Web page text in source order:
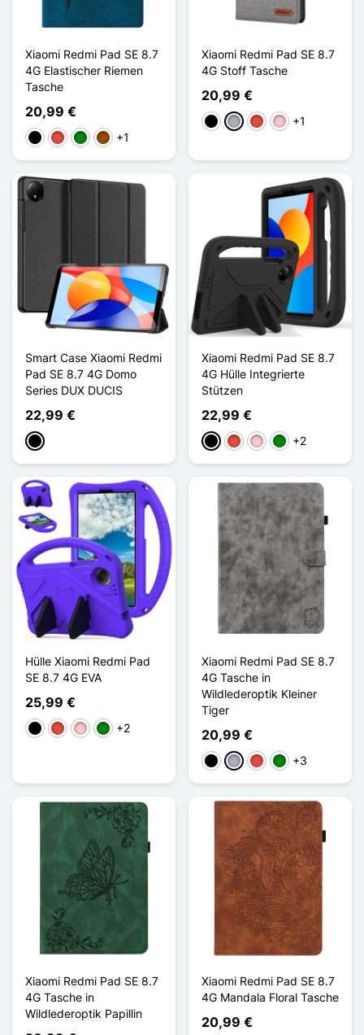
Xiaomi Redmi Pad SE 8.7
4G Elastischer Riemen
Tasche
20,99 €
Schwarz
Rot GrünBraun
+1
Xiaomi Redmi Pad SE 8.7
4G Stoff Tasche
20,99 €
Schwarz
GrauRot Pink+1
Smart Case Xiaomi Redmi
Pad SE 8.7 4G Domo
Series DUX DUCIS
22,99 €
Schwarz
Xiaomi Redmi Pad SE 8.7
4G Hülle Integrierte
Stützen
22,99 €
Schwarz
Rot PinkGrün+2
Hülle Xiaomi Redmi Pad
SE 8.7 4G EVA
25,99 €
Schwarz
Rot PinkGrün+2
Xiaomi Redmi Pad SE 8.7
4G Tasche in
Wildlederoptik Kleiner
Tiger
20,99 €
Schwarz
GrauRot Grün+3
Xiaomi Redmi Pad SE 8.7
4G Tasche in
Wildlederoptik Papillin
Xiaomi Redmi Pad SE 8.7
4G Mandala Floral Tasche
20,99 €